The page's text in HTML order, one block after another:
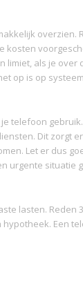
kosten
limiet, als je
op is op
telefoon
Dit zorgt
Let er dus
urgente situatie
lasten.
Een